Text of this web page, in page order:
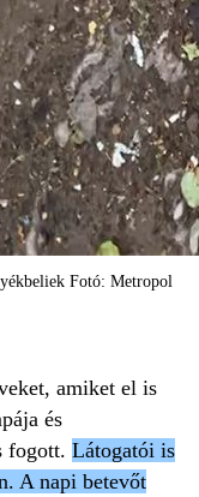
Fotó: Metropol
amiket el is
és
fogott. Látogatói is
A napi betevőt